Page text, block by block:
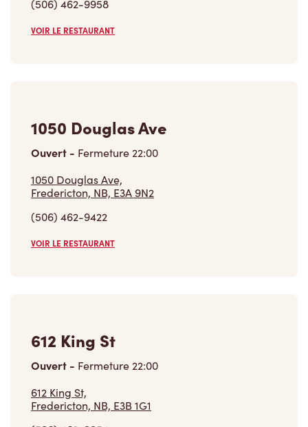
VOIR LE RESTAURANT
Ouvert -Fermeture22:00
1050 Douglas Ave,
Fredericton, NB, E3A 9N2
(506) 462-9422
VOIR LE RESTAURANT
Ouvert-Fermeture
612 King St,
Fredericton, NB, E3B 1G1
(506) 462-9954